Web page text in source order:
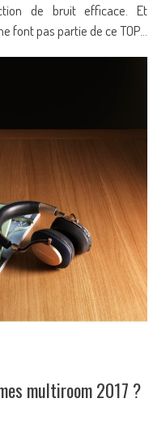
de bruit efficace. Et
font pas partie de ce TOP…
multiroom 2017 ?